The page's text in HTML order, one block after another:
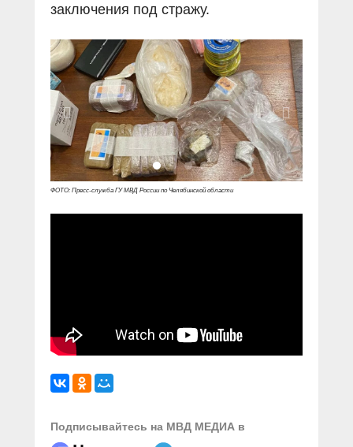
заключения под стражу.
ФОТО: Пресс-служба ГУ МВД России по Челябинской области
Подписывайтесь на МВД МЕДИА в